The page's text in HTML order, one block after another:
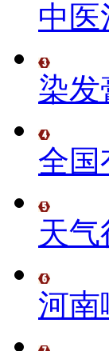
中
染发
全国
天
河南